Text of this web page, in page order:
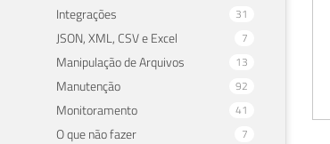
Integrações 31
JSON, XML, CSV e Excel 7
Manipulação de Arquivos 13
Manutenção 92
Monitoramento 41
O que não fazer 7